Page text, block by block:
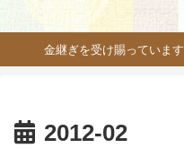
金継ぎを受け賜っていま
2012-02